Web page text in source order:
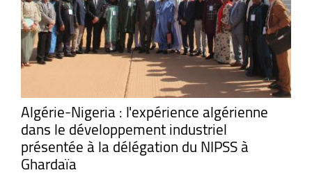
Algérie-Nigeria : l'expérience algérienne
dans le développement industriel
présentée à la délégation du NIPSS à
Ghardaïa